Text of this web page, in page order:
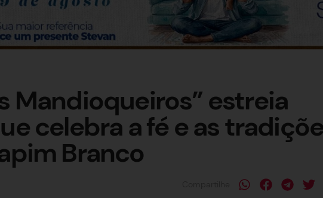
Mandioqueiros” estreia
celebra a fé e as
Branco